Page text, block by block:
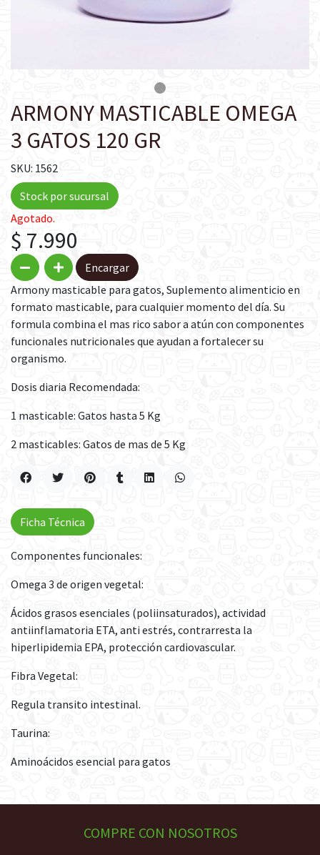
ARMONY MASTICABLE OMEGA
3 GATOS 120 GR
SKU: 1562
Stock por sucursal
Agotado.
$ 7.990
Encargar
Armony masticable para gatos, Suplemento alimenticio en
formato masticable, para cualquier momento del día. Su
formula combina el mas rico sabor a atún con componentes
funcionales nutricionales que ayudan a fortalecer su
organismo.
Dosis diaria Recomendada:
1 masticable: Gatos hasta 5 Kg
2 masticables: Gatos de mas de 5 Kg
Componentes funcionales:
Omega 3 de origen vegetal:
Ácidos grasos esenciales (poliinsaturados), actividad
antiinflamatoria ETA, anti estrés, contrarresta la
hiperlipidemia EPA, protección cardiovascular.
Fibra Vegetal:
Regula transito intestinal.
Taurina:
Aminoácidos esencial para gatos
Ficha Técnica
COMPRE CON NOSOTROS